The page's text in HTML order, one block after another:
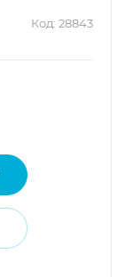
Код: 28843